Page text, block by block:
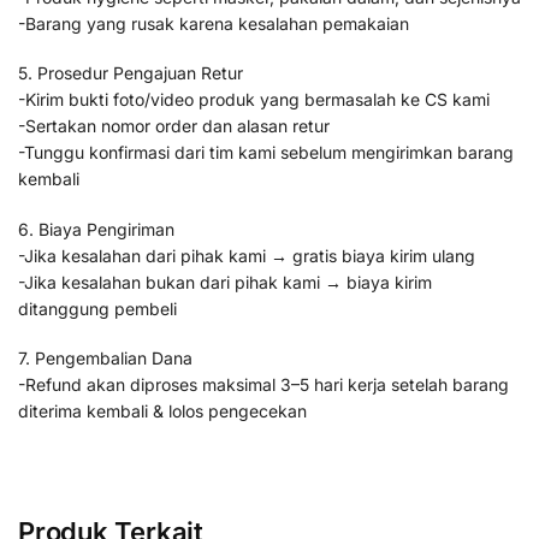
-Barang yang rusak karena kesalahan pemakaian
5. Prosedur Pengajuan Retur
-Kirim bukti foto/video produk yang bermasalah ke CS kami
-Sertakan nomor order dan alasan retur
-Tunggu konfirmasi dari tim kami sebelum mengirimkan barang
kembali
6. Biaya Pengiriman
-Jika kesalahan dari pihak kami → gratis biaya kirim ulang
-Jika kesalahan bukan dari pihak kami → biaya kirim
ditanggung pembeli
7. Pengembalian Dana
-Refund akan diproses maksimal 3–5 hari kerja setelah barang
diterima kembali & lolos pengecekan
Produk Terkait